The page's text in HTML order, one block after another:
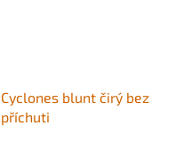
Cyclones blunt čirý bez
příchuti